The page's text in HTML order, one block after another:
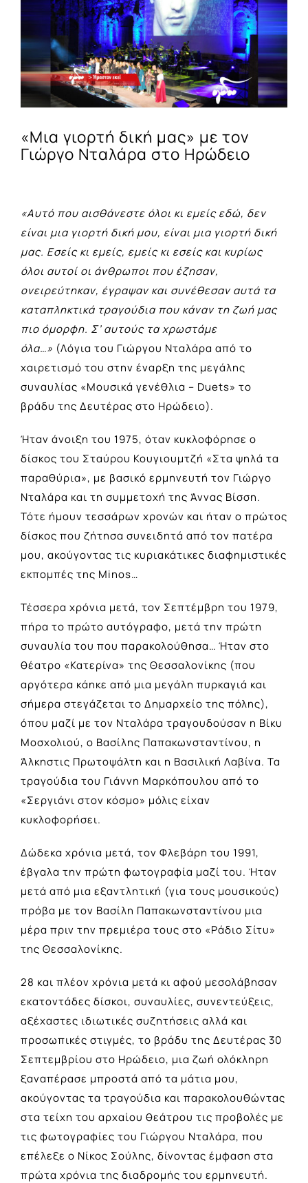
Larger
«Μια γιορτή δική μας» με τον
Γιώργο Νταλάρα στο Ηρώδειο
«Αυτό που αισθάνεστε όλοι κι εμείς εδώ, δεν
είναι μια γιορτή δική μου, είναι μια γιορτή δική
μας. Εσείς κι εμείς, εμείς κι εσείς και κυρίως
όλοι αυτοί οι άνθρωποι που έζησαν,
ονειρεύτηκαν, έγραψαν και συνέθεσαν αυτά τα
καταπληκτικά τραγούδια που κάναν τη ζωή μας
πιο όμορφη. Σ’ αυτούς τα χρωστάμε
όλα…» (Λόγια του Γιώργου Νταλάρα από το
χαιρετισμό του στην έναρξη της μεγάλης
συναυλίας «Μουσικά γενέθλια – Duets» το
βράδυ της Δευτέρας στο Ηρώδειο).
Ήταν άνοιξη του 1975, όταν κυκλοφόρησε ο
δίσκος του Σταύρου Κουγιουμτζή «Στα ψηλά τα
παραθύρια», με βασικό ερμηνευτή τον Γιώργο
Νταλάρα και τη συμμετοχή της Άννας Βίσση.
Τότε ήμουν τεσσάρων χρονών και ήταν ο πρώτος
δίσκος που ζήτησα συνειδητά από τον πατέρα
μου, ακούγοντας τις κυριακάτικες διαφημιστικές
εκπομπές της Minos…
Τέσσερα χρόνια μετά, τον Σεπτέμβρη του 1979,
πήρα το πρώτο αυτόγραφο, μετά την πρώτη
συναυλία του που παρακολούθησα… Ήταν στο
θέατρο «Κατερίνα» της Θεσσαλονίκης (που
αργότερα κάηκε από μια μεγάλη πυρκαγιά και
σήμερα στεγάζεται το Δημαρχείο της πόλης),
όπου μαζί με τον Νταλάρα τραγουδούσαν η Βίκυ
Μοσχολιού, ο Βασίλης Παπακωνσταντίνου, η
Άλκηστις Πρωτοψάλτη και η Βασιλική Λαβίνα. Τα
τραγούδια του Γιάννη Μαρκόπουλου από το
«Σεργιάνι στον κόσμο» μόλις είχαν
κυκλοφορήσει.
Δώδεκα χρόνια μετά, τον Φλεβάρη του 1991,
έβγαλα την πρώτη φωτογραφία μαζί του. Ήταν
μετά από μια εξαντλητική (για τους μουσικούς)
πρόβα με τον Βασίλη Παπακωνσταντίνου μια
μέρα πριν την πρεμιέρα τους στο «Ράδιο Σίτυ»
της Θεσσαλονίκης.
28 και πλέον χρόνια μετά κι αφού μεσολάβησαν
εκατοντάδες δίσκοι, συναυλίες, συνεντεύξεις,
αξέχαστες ιδιωτικές συζητήσεις αλλά και
προσωπικές στιγμές, το βράδυ της Δευτέρας 30
Σεπτεμβρίου στο Ηρώδειο, μια ζωή ολόκληρη
ξαναπέρασε μπροστά από τα μάτια μου,
ακούγοντας τα τραγούδια και παρακολουθώντας
στα τείχη του αρχαίου θεάτρου τις προβολές με
τις φωτογραφίες του Γιώργου Νταλάρα, που
επέλεξε ο Νίκος Σούλης, δίνοντας έμφαση στα
πρώτα χρόνια της διαδρομής του ερμηνευτή.